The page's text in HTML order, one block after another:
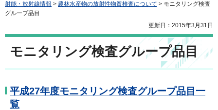
射能・放射線情報 > 農林水産物の放射性物質検査について > モニタリング検査
グループ品目
更新日：2015年3月31日
モニタリング検査グループ品目
平成27年度モニタリング検査グループ品目一
覧